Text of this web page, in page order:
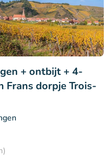
+ ontbijt + 4-
Frans dorpje Trois-